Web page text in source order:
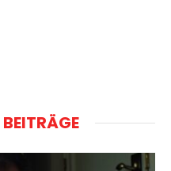
BEITRÄGE